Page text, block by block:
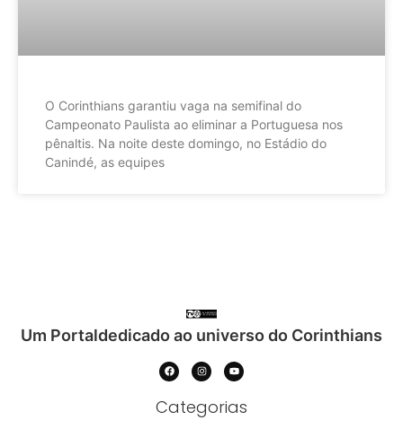
O Corinthians garantiu vaga na semifinal do
Campeonato Paulista ao eliminar a Portuguesa nos
pênaltis. Na noite deste domingo, no Estádio do
Canindé, as equipes
Um Portaldedicado ao universo do Corinthians
Categorias